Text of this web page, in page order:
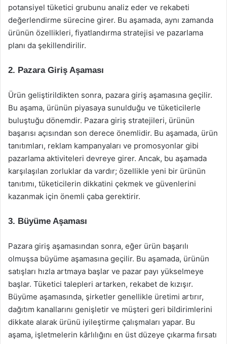
potansiyel tüketici grubunu analiz eder ve rekabeti
değerlendirme sürecine girer. Bu aşamada, aynı zamanda
ürünün özellikleri, fiyatlandırma stratejisi ve pazarlama
planı da şekillendirilir.
2. Pazara Giriş Aşaması
Ürün geliştirildikten sonra, pazara giriş aşamasına geçilir.
Bu aşama, ürünün piyasaya sunulduğu ve tüketicilerle
buluştuğu dönemdir. Pazara giriş stratejileri, ürünün
başarısı açısından son derece önemlidir. Bu aşamada, ürün
tanıtımları, reklam kampanyaları ve promosyonlar gibi
pazarlama aktiviteleri devreye girer. Ancak, bu aşamada
karşılaşılan zorluklar da vardır; özellikle yeni bir ürünün
tanıtımı, tüketicilerin dikkatini çekmek ve güvenlerini
kazanmak için önemli çaba gerektirir.
3. Büyüme Aşaması
Pazara giriş aşamasından sonra, eğer ürün başarılı
olmuşsa büyüme aşamasına geçilir. Bu aşamada, ürünün
satışları hızla artmaya başlar ve pazar payı yükselmeye
başlar. Tüketici talepleri artarken, rekabet de kızışır.
Büyüme aşamasında, şirketler genellikle üretimi artırır,
dağıtım kanallarını genişletir ve müşteri geri bildirimlerini
dikkate alarak ürünü iyileştirme çalışmaları yapar. Bu
aşama, işletmelerin kârlılığını en üst düzeye çıkarma fırsatı